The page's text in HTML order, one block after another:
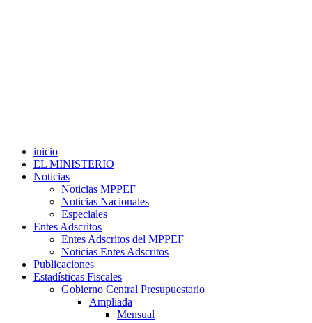
inicio
EL MINISTERIO
Noticias
Noticias MPPEF
Noticias Nacionales
Especiales
Entes Adscritos
Entes Adscritos del MPPEF
Noticias Entes Adscritos
Publicaciones
Estadísticas Fiscales
Gobierno Central Presupuestario
Ampliada
Mensual